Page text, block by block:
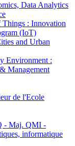
Data Analytics
: Innovation
(IoT)
and Urban
Environment :
Management
de l'Ecole
- Maj. QMI -
informatique